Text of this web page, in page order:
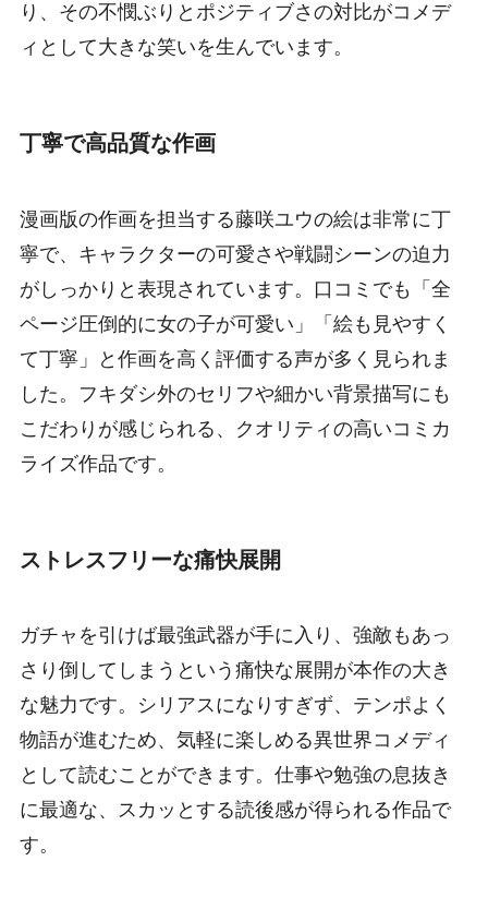
り、その不憫ぶりとポジティブさの対比がコメデ
ィとして大きな笑いを生んでいます。
丁寧で高品質な作画
漫画版の作画を担当する藤咲ユウの絵は非常に丁
寧で、キャラクターの可愛さや戦闘シーンの迫力
がしっかりと表現されています。口コミでも「全
ページ圧倒的に女の子が可愛い」「絵も見やすく
て丁寧」と作画を高く評価する声が多く見られま
した。フキダシ外のセリフや細かい背景描写にも
こだわりが感じられる、クオリティの高いコミカ
ライズ作品です。
ストレスフリーな痛快展開
ガチャを引けば最強武器が手に入り、強敵もあっ
さり倒してしまうという痛快な展開が本作の大き
な魅力です。シリアスになりすぎず、テンポよく
物語が進むため、気軽に楽しめる異世界コメディ
として読むことができます。仕事や勉強の息抜き
に最適な、スカッとする読後感が得られる作品で
す。